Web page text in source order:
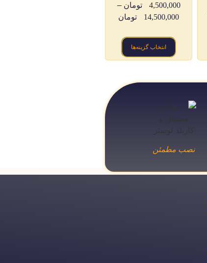
4,500,000
تومان –
14,500,000
تومان
انتخاب گزینه‌ها
نصب مطمئن